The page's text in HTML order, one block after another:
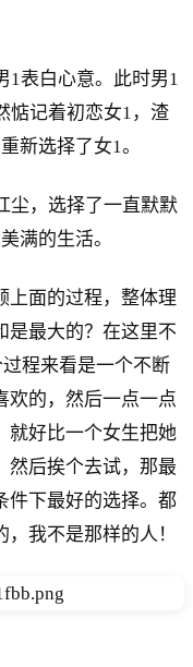
1表白心意。此时男1
惦记着初恋女1，渣
新选择了女1。
尘，选择了一直默默
满的生活。
上面的过程，整体理
是最大的？在这里不
程来看是一个不断
欢的，然后一点一点
就好比一个女生把她
然后挨个去试，那最
件下最好的选择。都
我不是那样的人！